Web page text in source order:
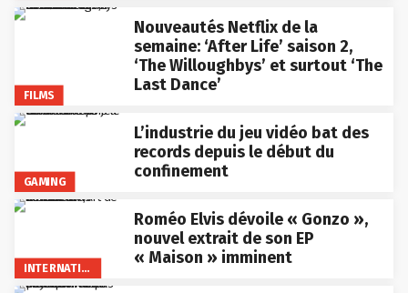
FILMS
Nouveautés Netflix de la
semaine: ‘After Life’ saison 2,
‘The Willoughbys’ et surtout ‘The
Last Dance’
GAMING
L’industrie du jeu vidéo bat des
records depuis le début du
confinement
INTERNATIONAL
Roméo Elvis dévoile « Gonzo »,
nouvel extrait de son EP
« Maison » imminent